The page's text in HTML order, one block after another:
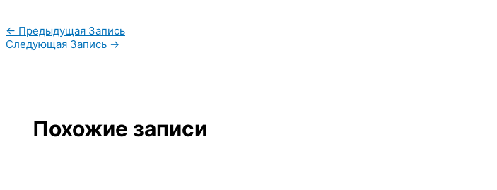
← Предыдущая Запись
Следующая Запись →
Похожие записи